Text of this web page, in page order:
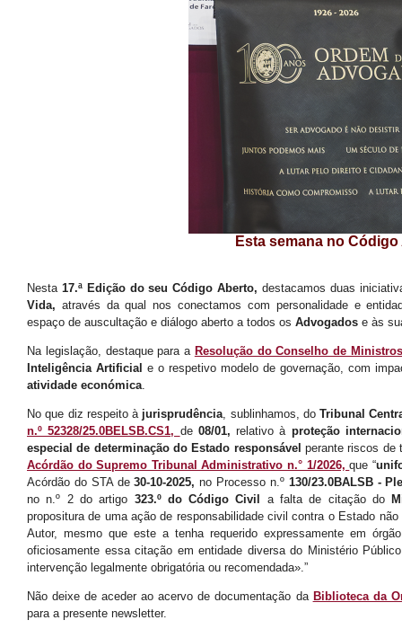
Esta semana no
Nesta 17.ª Edição do seu Código Aberto, destacamos duas
Vida, através da qual nos conectamos com personalidade e
espaço de auscultação e diálogo aberto a todos os Advogados e às
Na legislação, destaque para a Resolução do Conselho de
Inteligência Artificial e o respetivo modelo de governação, com
atividade económica.
No que diz respeito à jurisprudência, sublinhamos, doTribunal
n.º 52328/25.0BELSB.CS1, de 08/01, relativo à proteção
especial de determinação do Estado responsável perante riscos de
Acórdão do Supremo Tribunal Administrativo n.° 1/2026,que “
Acórdão do STA de30-10-2025, no Processo n.º 130/23.0BALSB -
no n.º 2 do artigo 323.º do Código Civil a falta de citação do
propositura de uma ação de responsabilidade civil contra o Estado
Autor, mesmo que este a tenha requerido expressamente em
oficiosamente essa citação em entidade diversa do Ministério
intervenção legalmente obrigatória ou recomendada».”
Não deixe de aceder ao acervo de documentação da Biblioteca da
para a presente newsletter.